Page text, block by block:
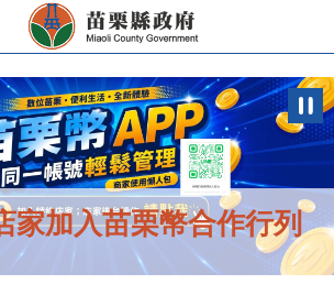
家加入苗栗幣合作行列